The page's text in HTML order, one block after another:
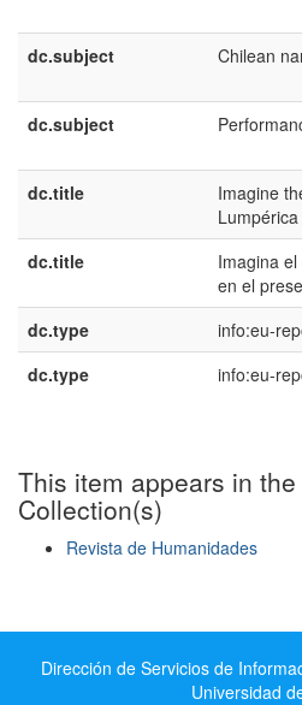
dc.subject Chilean
dc.subject
dc.title
Imagine
dc.title
Imagina
en el
dc.type
info:eu-
dc.type
info:eu-
This item appears in
Collection(s)
Revista de Humanidades
Dirección de Servicios de
Universidad